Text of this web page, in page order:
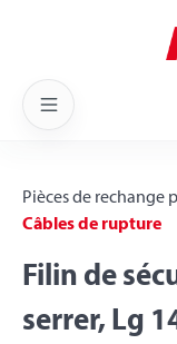
Pièces de rechange
Câbles de rupture
Filin de
serrer, Lg